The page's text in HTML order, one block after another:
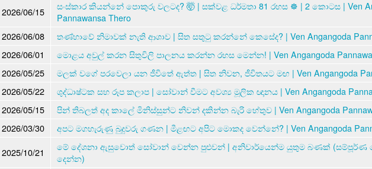
2026/06/15
සංස්කාර කියන්නේ පොකුරු වලටද? 🤯 | සක්වළ ධර්මතා 81 රහස ️☸️ | 2 කොටස | Ven
Pannawansa Thero
2026/06/08 තණ්හාවේ නිමාවක් නැති ආශාව | සිත සතුටු කරන්නේ කෙසේද? | Ven Angangoda
2026/06/01 මොළය අවුල් කරන සිතුවිලි පාලනය කරන්න රහස මෙන්න! | Ven Angangoda
2026/05/25 මලක් වගේ පරවෙලා යන ජීවිතේ ඇත්ත | සිත නිවන, ජීවිතයට මඟ | Ven Angangoda
2026/05/22 ශුද්ධාෂ්ටක සහ රූප කලාප | සෝවාන් වීමට අවශ්‍ය මූලික ඥානය | Ven Angangoda
2026/05/15 පින් තිබලත් අද කාලේ මිනිස්සුන්ට නිවන් දකින්න බැරි හේතුව | Ven Angangoda
2026/03/30 අපට මගහැරුණු බුදුවරු ගණන | මීළඟට අපිට මොකද වෙන්නේ? | Ven Angangoda
2025/10/21
මේ දේශනා ඇසුවොත් සෝවාන් වෙන්න පුළුවන් | අනිවාර්යෙන්ම යුතුම බණක් (සම්පූර්ණ
දෙන්න)